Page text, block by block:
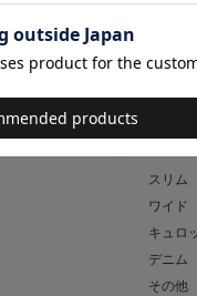
パンツ
スリム
ワイド
キュロ
デニム
その他